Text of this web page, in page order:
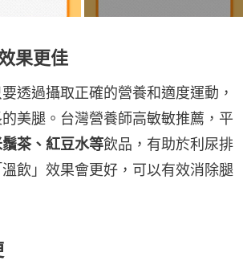
果更佳
透過攝取正確的營養和適度運動，
美腿。台灣營養師高敏敏推薦，平
茶、紅豆水等飲品，有助於利尿排
飲」效果會更好，可以有效消除腿